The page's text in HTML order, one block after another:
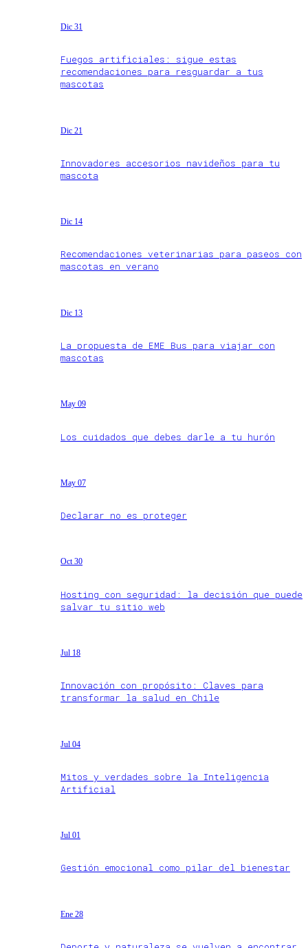
Dic 31
Fuegos artificiales: sigue estas
recomendaciones para resguardar a tus
mascotas
Dic 21
Innovadores accesorios navideños para tu
mascota
Dic 14
Recomendaciones veterinarias para paseos con
mascotas en verano
Dic 13
La propuesta de EME Bus para viajar con
mascotas
May 09
Los cuidados que debes darle a tu hurón
May 07
Declarar no es proteger
Oct 30
Hosting con seguridad: la decisión que puede
salvar tu sitio web
Jul 18
Innovación con propósito: Claves para
transformar la salud en Chile
Jul 04
Mitos y verdades sobre la Inteligencia
Artificial
Jul 01
Gestión emocional como pilar del bienestar
Ene 28